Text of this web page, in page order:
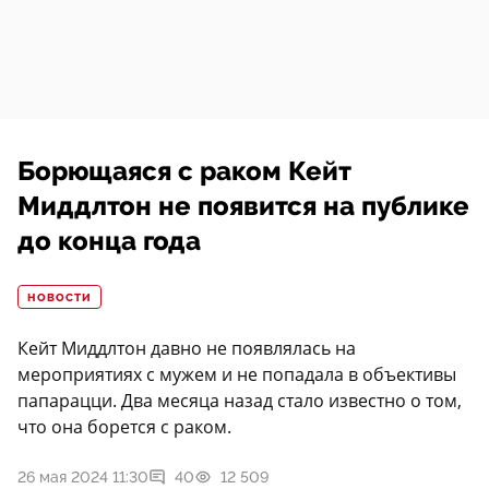
Борющаяся с раком Кейт
Миддлтон не появится на публике
до конца года
НОВОСТИ
Кейт Миддлтон давно не появлялась на
мероприятиях с мужем и не попадала в объективы
папарацци. Два месяца назад стало известно о том,
что она борется с раком.
26 мая 2024 11:30 40 12 509